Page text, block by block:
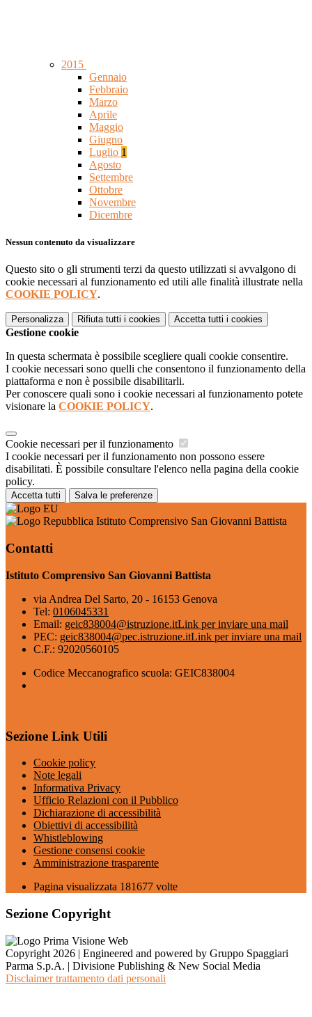
2015
Gennaio
Febbraio
Marzo
Aprile
Maggio
Giugno
Luglio 1
Agosto
Settembre
Ottobre
Novembre
Dicembre
Nessun contenuto da visualizzare
Questo sito o gli strumenti terzi da questo utilizzati si avvalgono di
cookie necessari al funzionamento ed utili alle finalità illustrate nella
COOKIE POLICY.
Personalizza Rifiuta tutti i cookies Accetta tutti i cookies
Gestione cookie
In questa schermata è possibile scegliere quali cookie consentire.
I cookie necessari sono quelli che consentono il funzionamento della
piattaforma e non è possibile disabilitarli.
Per conoscere quali sono i cookie necessari al funzionamento potete
visionare la COOKIE POLICY.
Cookie necessari per il funzionamento
I cookie necessari per il funzionamento non possono essere
disabilitati. È possibile consultare l'elenco nella pagina della cookie
policy.
Accetta tutti Salva le preferenze
Istituto Comprensivo San Giovanni Battista
Contatti
Istituto Comprensivo San Giovanni Battista
via Andrea Del Sarto, 20 - 16153 Genova
Tel: 0106045331
Email: geic838004@istruzione.itLink per inviare una mail
PEC: geic838004@pec.istruzione.itLink per inviare una mail
C.F.: 92020560105
Codice Meccanografico scuola: GEIC838004
Sezione Link Utili
Cookie policy
Note legali
Informativa Privacy
Ufficio Relazioni con il Pubblico
Dichiarazione di accessibilità
Obiettivi di accessibilità
Whistleblowing
Gestione consensi cookie
Amministrazione trasparente
Pagina visualizzata 181677 volte
Sezione Copyright
Copyright 2026 | Engineered and powered by Gruppo Spaggiari
Parma S.p.A. | Divisione Publishing & New Social Media
Disclaimer trattamento dati personali